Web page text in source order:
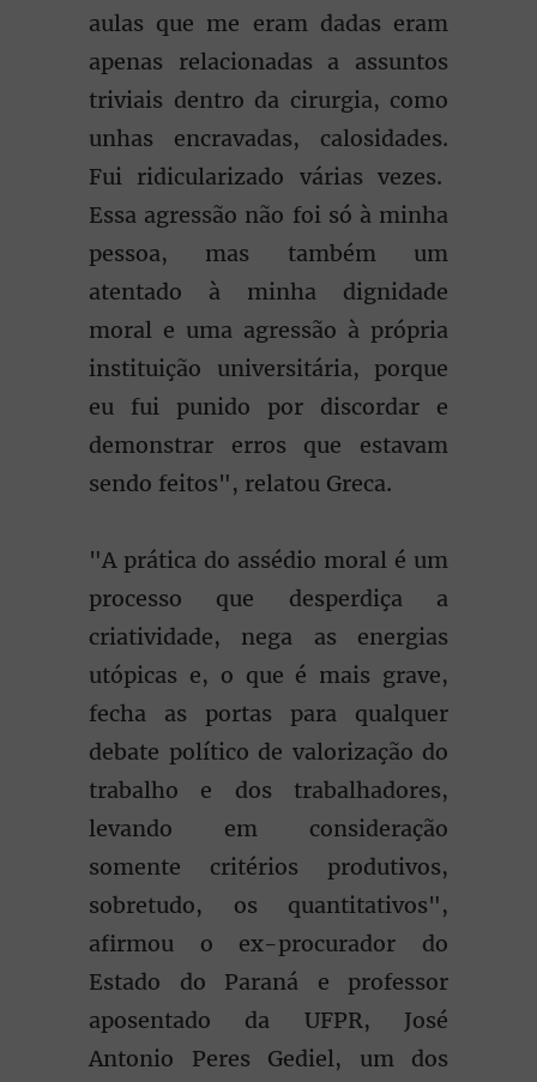
aulas que me eram dadas eram
apenas relacionadas a assuntos
triviais dentro da cirurgia, como
unhas encravadas, calosidades.
Fui ridicularizado várias vezes.
Essa agressão não foi só à minha
pessoa, mas também um
atentado à minha dignidade
moral e uma agressão à própria
instituição universitária, porque
eu fui punido por discordar e
demonstrar erros que estavam
sendo feitos", relatou Greca.
"A prática do assédio moral é um
processo que desperdiça a
criatividade, nega as energias
utópicas e, o que é mais grave,
fecha as portas para qualquer
debate político de valorização do
trabalho e dos trabalhadores,
levando em consideração
somente critérios produtivos,
sobretudo, os quantitativos",
afirmou o ex-procurador do
Estado do Paraná e professor
aposentado da UFPR, José
Antonio Peres Gediel, um dos